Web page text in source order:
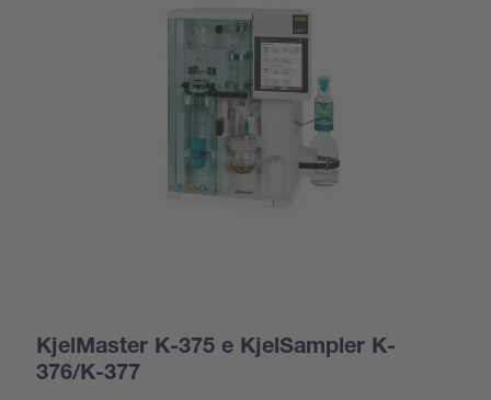
KjelMaster K-375 e KjelSampler K-
376/K-377